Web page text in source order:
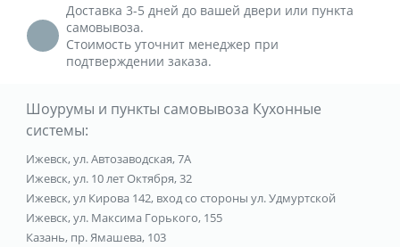
Доставка 3-5 дней до вашей двери или пункта
самовывоза.
Стоимость уточнит менеджер при
подтверждении заказа.
Шоурумы и пункты самовывоза Кухонные
системы:
Ижевск, ул. Автозаводская, 7А
Ижевск, ул. 10 лет Октября, 32
Ижевск, ул Кирова 142, вход со стороны ул. Удмуртской
Ижевск, ул. Максима Горького, 155
Казань, пр. Ямашева, 103